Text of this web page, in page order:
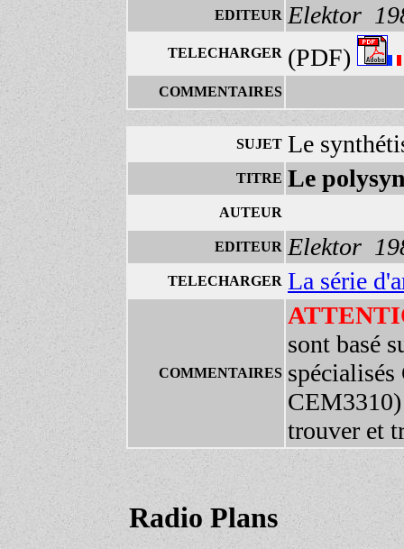
EDITEUR Elektor
TELECHARGER (PDF)
COMMENTAIRES
SUJET Le
TITRE Le
AUTEUR
EDITEUR Elektor
TELECHARGER La série
COMMENTAIRES
sont basé
trouver et
Radio Plans